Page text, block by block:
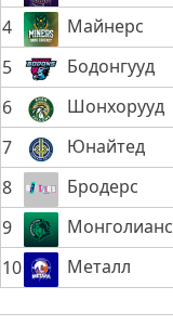
4
Майнерс
5
Бодонгууд
6
Шонхорууд
7
Юнайтед
8
Бродерс
9
Монголианс
10
Металл